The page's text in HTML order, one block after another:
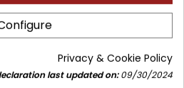
Privacy & Cookie Policy
last updated on:09/30/2024